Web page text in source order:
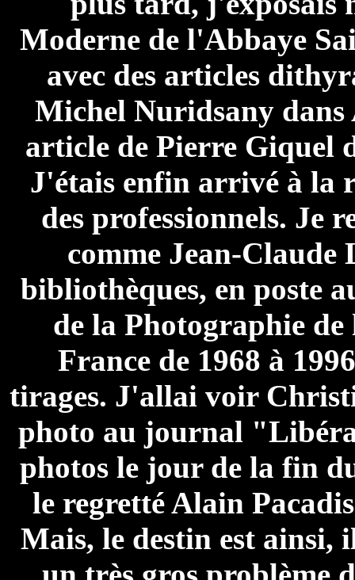
Moderne de l'Abbaye
avec des articles
Michel Nuridsany dans
article de Pierre
J'étais enfin arrivé à la
des professionnels. Je
comme Jean-Claude
bibliothèques, en poste
de la Photographie
France de 1968 à
tirages. J'allai voir
photo au journal
photos le jour de la fin
le regretté Alain
Mais, le destin est ainsi,